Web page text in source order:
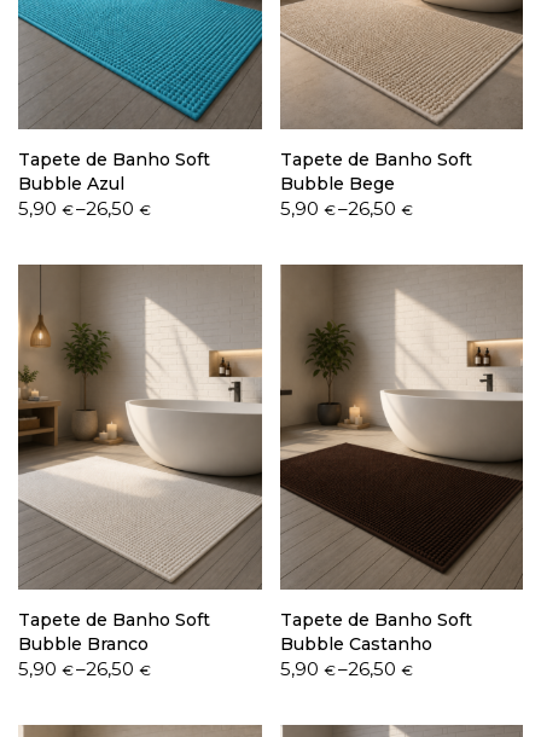
Política de Privacidade
Tapete de Banho Soft
Bubble Azul
5,90 €–26,50€
Price
26,50 €
Tapete de Banho Soft
Bubble Bege
5,90 €–26,50 €
Price
Tapete de Banho Soft
Bubble Branco
5,90 €–26,50€
Price
Tapete de Banho Soft
Bubble Castanho
5,90 €–26,50 €
Price